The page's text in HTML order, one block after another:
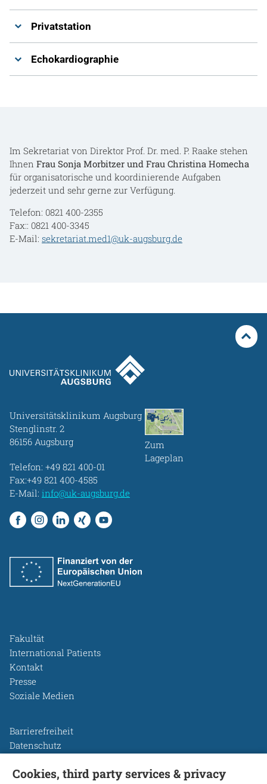
Privatstation
Echokardiographie
Im Sekretariat von Direktor Prof. Dr. med. P. Raake stehen
Ihnen Frau Sonja Morbitzer und Frau Christina Homecha
für organisatorische und koordinierende Aufgaben
jederzeit und sehr gerne zur Verfügung.
Telefon: 0821 400-2355
Fax:: 0821 400-3345
E-Mail: sekretariat.med1@uk-augsburg.de
Universitätsklinikum Augsburg
Stenglinstr. 2
86156 Augsburg
Telefon: +49 821 400-01
Fax:+49 821 400-4585
E-Mail: info@uk-augsburg.de
Zum
Lageplan
Fakultät
International Patients
Kontakt
Presse
Soziale Medien
Barrierefreiheit
Datenschutz
Leichte Sprache
Cookies, third party services & privacy